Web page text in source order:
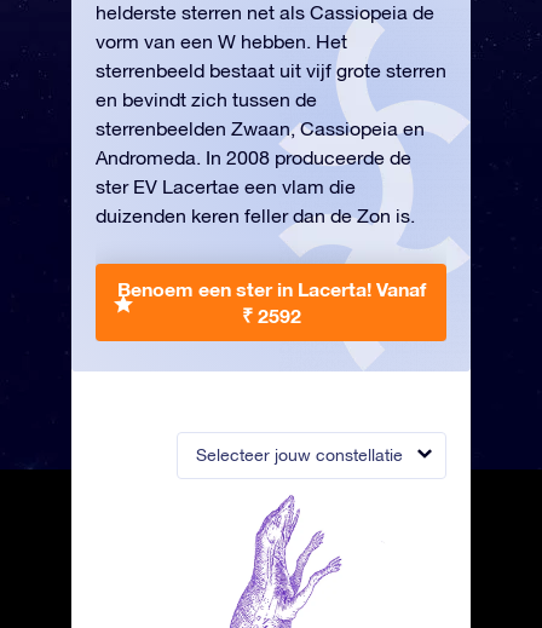
Selecteer jouw constellatie
helderste sterren net als Cassiopeia de
vorm van een W hebben. Het
sterrenbeeld bestaat uit vijf grote sterren
en bevindt zich tussen de
sterrenbeelden Zwaan, Cassiopeia en
Andromeda. In 2008 produceerde de
ster EV Lacertae een vlam die
duizenden keren feller dan de Zon is.
Benoem een ster in Lacerta! Vanaf
₹ 2592